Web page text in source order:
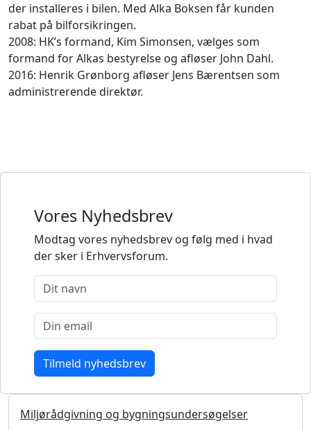
der installeres i bilen. Med Alka Boksen får kunden
rabat på bilforsikringen.
2008: HK’s formand, Kim Simonsen, vælges som
formand for Alkas bestyrelse og afløser John Dahl.
2016: Henrik Grønborg afløser Jens Bærentsen som
administrerende direktør.
Vores Nyhedsbrev
Modtag vores nyhedsbrev og følg med i hvad
der sker i Erhvervsforum.
Miljørådgivning og bygningsundersøgelser